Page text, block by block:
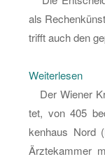
als
trifft auch den
Wei­ter­le­sen:
Die
Per­
so­
nal­
Der Wie­ner
tet, von 405
ken­haus Nord
Ärz­te­kam­mer